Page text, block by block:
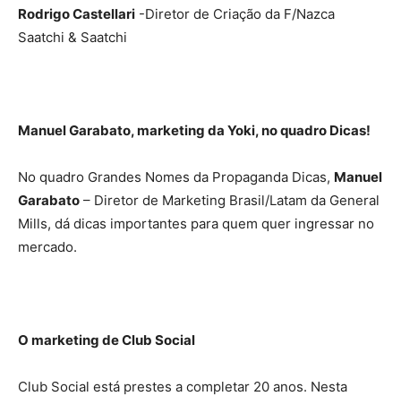
Rodrigo Castellari -Diretor de Criação da F/Nazca
Saatchi & Saatchi
Manuel Garabato, marketing da Yoki, no quadro Dicas!
No quadro Grandes Nomes da Propaganda Dicas, Manuel
Garabato – Diretor de Marketing Brasil/Latam da General
Mills, dá dicas importantes para quem quer ingressar no
mercado.
O marketing de Club Social
Club Social está prestes a completar 20 anos. Nesta